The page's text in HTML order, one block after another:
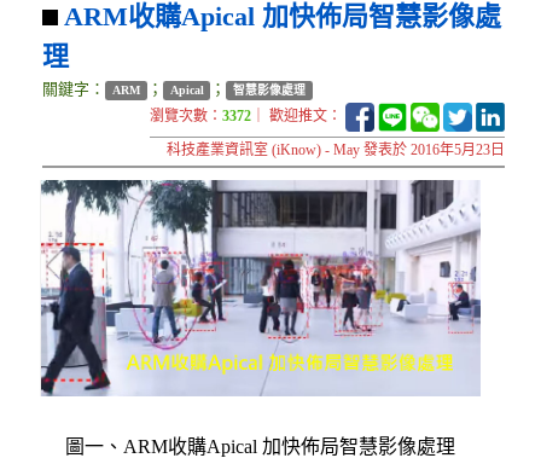
ARM收購Apical 加快佈局智慧影像處
理
關鍵字： ARM ； Apical ； 智慧影像處理
瀏覽次數：3372 ｜ 歡迎推文：
科技產業資訊室 (iKnow) - May 發表於 2016年5月23日
圖一、ARM收購Apical 加快佈局智慧影像處理